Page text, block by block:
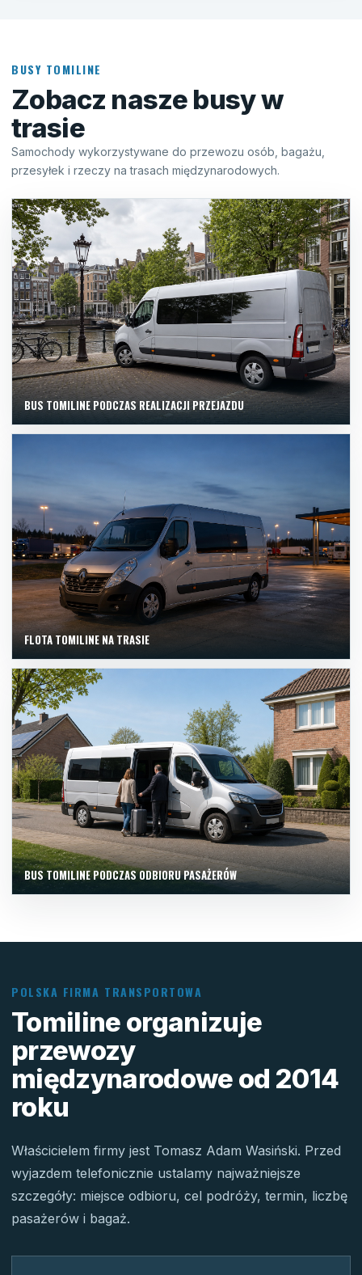
BUSY TOMILINE
Zobacz nasze busy w
trasie
Samochody wykorzystywane do przewozu osób, bagażu,
przesyłek i rzeczy na trasach międzynarodowych.
BUS TOMILINE PODCZAS REALIZACJI PRZEJAZDU
FLOTA TOMILINE NA TRASIE
BUS TOMILINE PODCZAS ODBIORU PASAŻERÓW
POLSKA FIRMA TRANSPORTOWA
Tomiline organizuje
przewozy
międzynarodowe od 2014
roku
Właścicielem firmy jest Tomasz Adam Wasiński. Przed
wyjazdem telefonicznie ustalamy najważniejsze
szczegóły: miejsce odbioru, cel podróży, termin, liczbę
pasażerów i bagaż.